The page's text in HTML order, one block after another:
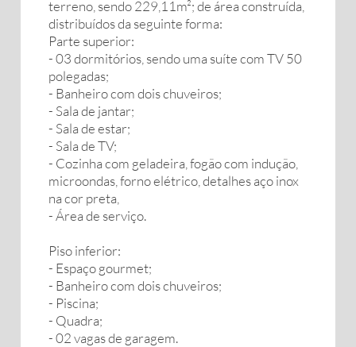
terreno, sendo 229,11m²; de área construída,
distribuídos da seguinte forma:
Parte superior:
- 03 dormitórios, sendo uma suíte com TV 50
polegadas;
- Banheiro com dois chuveiros;
- Sala de jantar;
- Sala de estar;
- Sala de TV;
- Cozinha com geladeira, fogão com indução,
microondas, forno elétrico, detalhes aço inox
na cor preta,
- Área de serviço.
Piso inferior:
- Espaço gourmet;
- Banheiro com dois chuveiros;
- Piscina;
- Quadra;
- 02 vagas de garagem.